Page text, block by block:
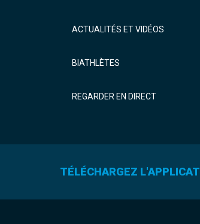
ACTUALITÉS ET VIDÉOS
BIATHLÈTES
REGARDER EN DIRECT
TÉLÉCHARGEZ